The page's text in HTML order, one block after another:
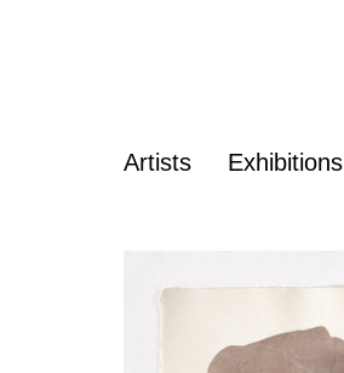
Artists Exhibitions